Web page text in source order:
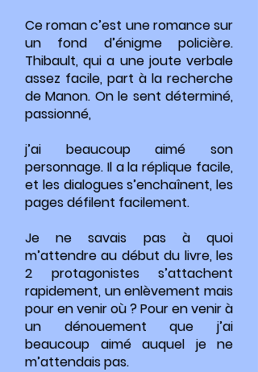
Ce roman c’est une romance sur
un fond d’énigme policière.
Thibault, qui a une joute verbale
assez facile, part à la recherche
de Manon. On le sent déterminé,
passionné,
j’ai beaucoup aimé son
personnage. Il a la réplique facile,
et les dialogues s’enchaînent, les
pages défilent facilement.
Je ne savais pas à quoi
m’attendre au début du livre, les
2 protagonistes s’attachent
rapidement, un enlèvement mais
pour en venir où ? Pour en venir à
un dénouement que j’ai
beaucoup aimé auquel je ne
m’attendais pas.